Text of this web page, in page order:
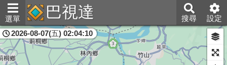
選單 巴視達 搜尋 設定
雲林縣
2026-08-07(五) 02:04:10